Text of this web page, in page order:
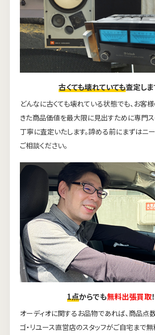
古くても壊れていても査定しま
どんなに古くても壊れている状態でも、お客
きた商品価値を最大限に見出すために専門
丁寧に査定いたします。諦める前にまずはニ
ご相談ください。
1点からでも無料出張買取！
オーディオに関するお品物であれば、商品点
ゴ・リユース直営店のスタッフがご自宅まで